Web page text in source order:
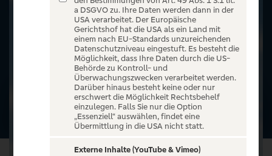
a DSGVO zu. Ihre Daten werden dann in der
USA verarbeitet. Der Europäische
Gerichtshof hat die USA als ein Land mit
einem nach EU-Standards unzureichenden
Datenschutzniveau eingestuft. Es besteht die
Möglichkeit, dass Ihre Daten durch die US-
Behörde zu Kontroll- und
Überwachungszwecken verarbeitet werden.
Darüber hinaus besteht keine oder nur
erschwert die Möglichkeit Rechtsbehelf
einzulegen. Falls Sie nur die Option
„Essenziell“ auswählen, findet eine
Übermittlung in die USA nicht statt.
Externe Inhalte (YouTube & Vimeo)